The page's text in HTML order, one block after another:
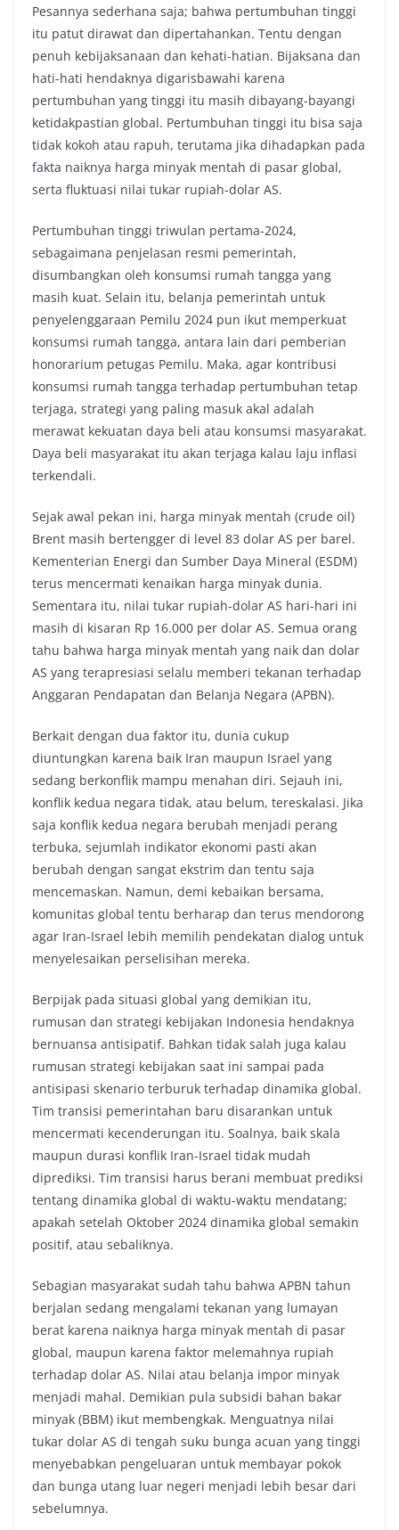
Pesannya sederhana saja; bahwa pertumbuhan tinggi
itu patut dirawat dan dipertahankan. Tentu dengan
penuh kebijaksanaan dan kehati-hatian. Bijaksana dan
hati-hati hendaknya digarisbawahi karena
pertumbuhan yang tinggi itu masih dibayang-bayangi
ketidakpastian global. Pertumbuhan tinggi itu bisa saja
tidak kokoh atau rapuh, terutama jika dihadapkan pada
fakta naiknya harga minyak mentah di pasar global,
serta fluktuasi nilai tukar rupiah-dolar AS.
Pertumbuhan tinggi triwulan pertama-2024,
sebagaimana penjelasan resmi pemerintah,
disumbangkan oleh konsumsi rumah tangga yang
masih kuat. Selain itu, belanja pemerintah untuk
penyelenggaraan Pemilu 2024 pun ikut memperkuat
konsumsi rumah tangga, antara lain dari pemberian
honorarium petugas Pemilu. Maka, agar kontribusi
konsumsi rumah tangga terhadap pertumbuhan tetap
terjaga, strategi yang paling masuk akal adalah
merawat kekuatan daya beli atau konsumsi masyarakat.
Daya beli masyarakat itu akan terjaga kalau laju inflasi
terkendali.
Sejak awal pekan ini, harga minyak mentah (crude oil)
Brent masih bertengger di level 83 dolar AS per barel.
Kementerian Energi dan Sumber Daya Mineral (ESDM)
terus mencermati kenaikan harga minyak dunia.
Sementara itu, nilai tukar rupiah-dolar AS hari-hari ini
masih di kisaran Rp 16.000 per dolar AS. Semua orang
tahu bahwa harga minyak mentah yang naik dan dolar
AS yang terapresiasi selalu memberi tekanan terhadap
Anggaran Pendapatan dan Belanja Negara (APBN).
Berkait dengan dua faktor itu, dunia cukup
diuntungkan karena baik Iran maupun Israel yang
sedang berkonflik mampu menahan diri. Sejauh ini,
konflik kedua negara tidak, atau belum, tereskalasi. Jika
saja konflik kedua negara berubah menjadi perang
terbuka, sejumlah indikator ekonomi pasti akan
berubah dengan sangat ekstrim dan tentu saja
mencemaskan. Namun, demi kebaikan bersama,
komunitas global tentu berharap dan terus mendorong
agar Iran-Israel lebih memilih pendekatan dialog untuk
menyelesaikan perselisihan mereka.
Berpijak pada situasi global yang demikian itu,
rumusan dan strategi kebijakan Indonesia hendaknya
bernuansa antisipatif. Bahkan tidak salah juga kalau
rumusan strategi kebijakan saat ini sampai pada
antisipasi skenario terburuk terhadap dinamika global.
Tim transisi pemerintahan baru disarankan untuk
mencermati kecenderungan itu. Soalnya, baik skala
maupun durasi konflik Iran-Israel tidak mudah
diprediksi. Tim transisi harus berani membuat prediksi
tentang dinamika global di waktu-waktu mendatang;
apakah setelah Oktober 2024 dinamika global semakin
positif, atau sebaliknya.
Sebagian masyarakat sudah tahu bahwa APBN tahun
berjalan sedang mengalami tekanan yang lumayan
berat karena naiknya harga minyak mentah di pasar
global, maupun karena faktor melemahnya rupiah
terhadap dolar AS. Nilai atau belanja impor minyak
menjadi mahal. Demikian pula subsidi bahan bakar
minyak (BBM) ikut membengkak. Menguatnya nilai
tukar dolar AS di tengah suku bunga acuan yang tinggi
menyebabkan pengeluaran untuk membayar pokok
dan bunga utang luar negeri menjadi lebih besar dari
sebelumnya.